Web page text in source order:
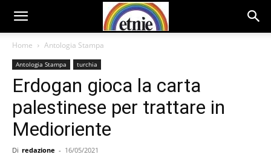
Home Antologia Stampa
Antologia Stampa turchia
Erdogan gioca la carta
palestinese per trattare in
Medioriente
Di redazione - 16/05/2021